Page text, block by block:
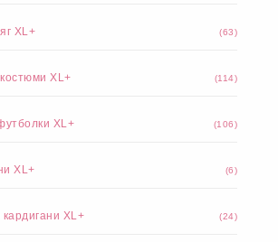
XL+ (63)
XL+ (114)
XL+ (106)
XL+ (6)
кардигани XL+ (24)